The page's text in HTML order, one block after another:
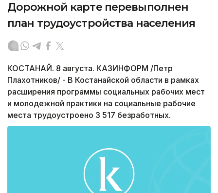
Дорожной карте перевыполнен
план трудоустройства населения
КОСТАНАЙ. 8 августа. КАЗИНФОРМ /Петр
Плахотников/ - В Костанайской области в рамках
расширения программы социальных рабочих мест
и молодежной практики на социальные рабочие
места трудоустроено 3 517 безработных.